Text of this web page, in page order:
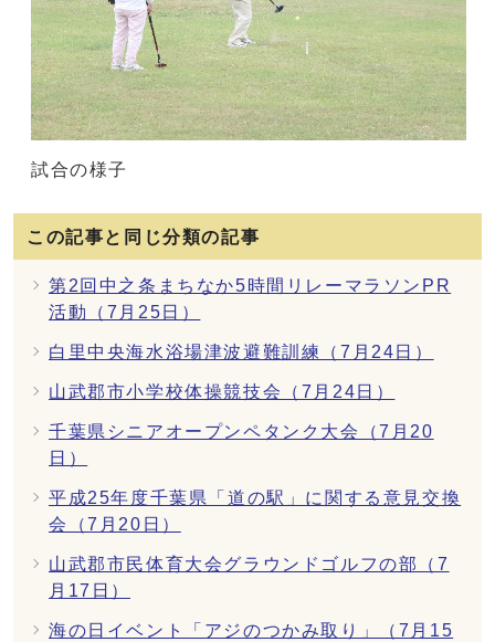
試合の様子
この記事と同じ分類の記事
第2回中之条まちなか5時間リレーマラソンPR
活動（7月25日）
白里中央海水浴場津波避難訓練（7月24日）
山武郡市小学校体操競技会（7月24日）
千葉県シニアオープンペタンク大会（7月20
日）
平成25年度千葉県「道の駅」に関する意見交換
会（7月20日）
山武郡市民体育大会グラウンドゴルフの部（7
月17日）
海の日イベント「アジのつかみ取り」（7月15